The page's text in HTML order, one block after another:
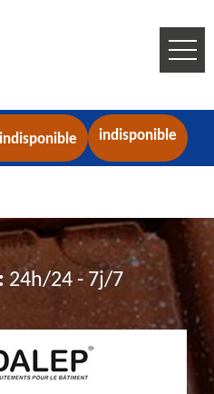
indisponible indisponible
24h/24 - 7j/7